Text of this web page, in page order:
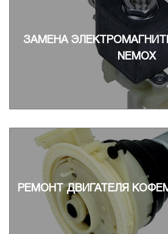
ЗАМЕНА
NEMOX
РЕМОНТ ДВИГАТЕЛЯ